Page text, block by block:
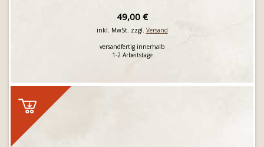
49,00 €
inkl. MwSt. zzgl. Versand
versandfertig innerhalb
1-2 Arbeitstage